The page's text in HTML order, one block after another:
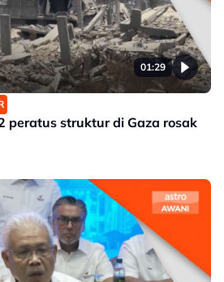
01:29
peratus struktur di Gaza rosak